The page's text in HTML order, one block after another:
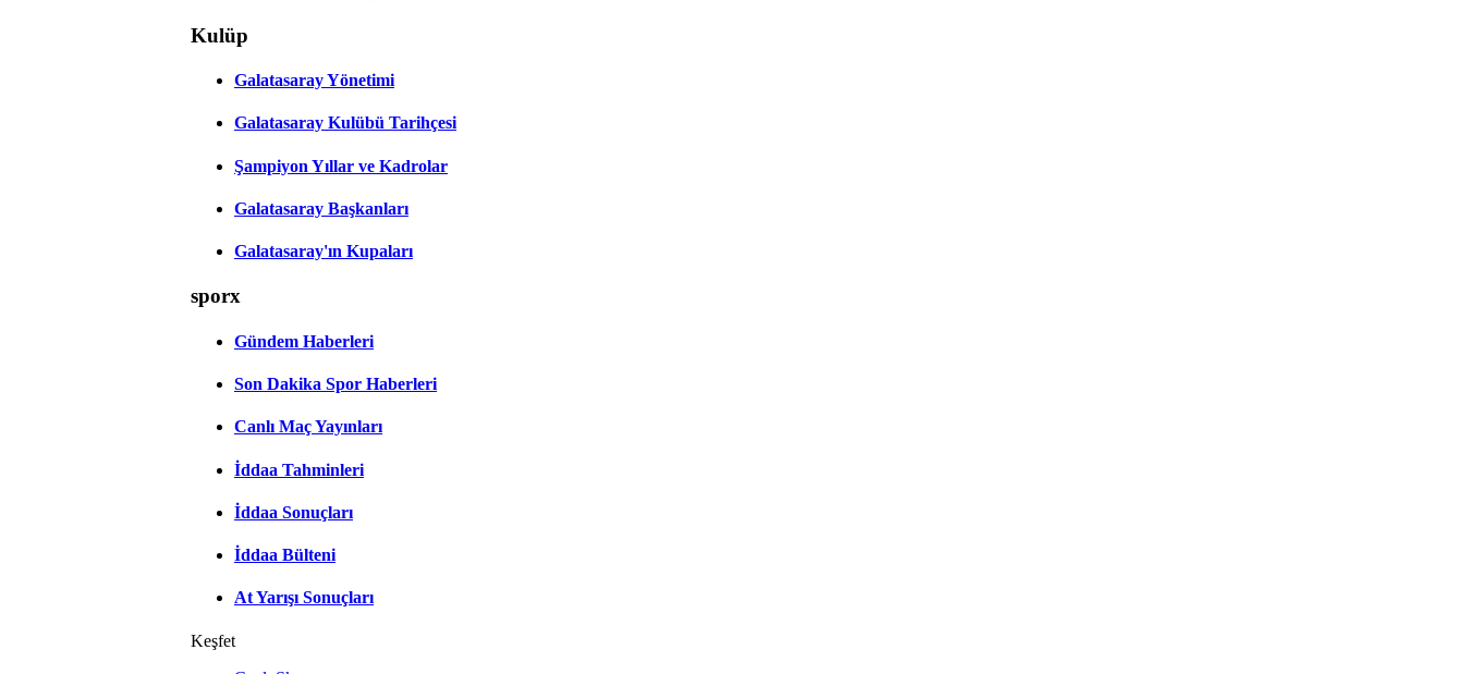
Kulüp
Galatasaray Yönetimi
Galatasaray Kulübü Tarihçesi
Şampiyon Yıllar ve Kadrolar
Galatasaray Başkanları
Galatasaray'ın Kupaları
sporx
Gündem Haberleri
Son Dakika Spor Haberleri
Canlı Maç Yayınları
İddaa Tahminleri
İddaa Sonuçları
İddaa Bülteni
At Yarışı Sonuçları
Keşfet